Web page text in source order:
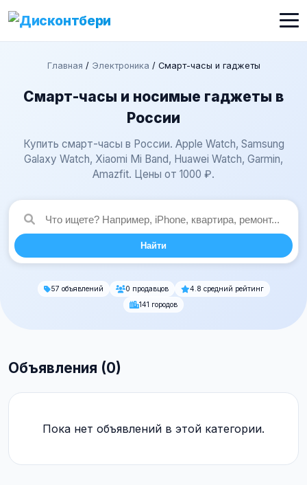
Главная / Электроника / Смарт-часы и гаджеты
Смарт-часы и носимые гаджеты в
России
Купить смарт-часы в России. Apple Watch, Samsung
Galaxy Watch, Xiaomi Mi Band, Huawei Watch, Garmin,
Amazfit. Цены от 1000 ₽.
Найти
57 объявлений 0 продавцов
4.8 средний рейтинг
141 городов
Объявления (0)
Пока нет объявлений в этой категории.